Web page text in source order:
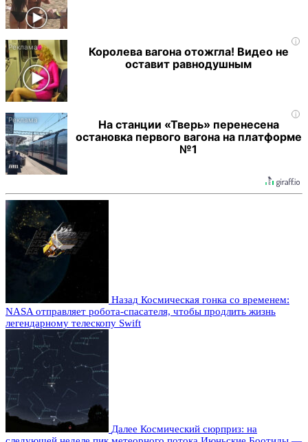
i
Королева вагона отожгла! Видео не
оставит равнодушным
i
На станции «Тверь» перенесена
остановка первого вагона на платформе
№1
Назад Космическая гонка со временем:
NASA отправляет робота-спасателя, чтобы продлить жизнь
легендарному телескопу Swift
Далее Космический сюрприз: на